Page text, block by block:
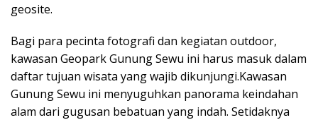
geosite.
Bagi para pecinta fotografi dan kegiatan outdoor,
kawasan Geopark Gunung Sewu ini harus masuk dalam
daftar tujuan wisata yang wajib dikunjungi.Kawasan
Gunung Sewu ini menyuguhkan panorama keindahan
alam dari gugusan bebatuan yang indah. Setidaknya